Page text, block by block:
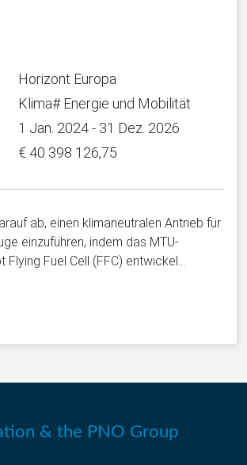
Horizont Europa
Klima# Energie und Mobilität
1 Jan. 2024 - 31 Dez. 2026
€ 40 398 126,75
ab, einen klimaneutralen Antrieb für
einzuführen, indem das MTU-
Flying Fuel Cell (FFC) entwickel…
& the PNO Group